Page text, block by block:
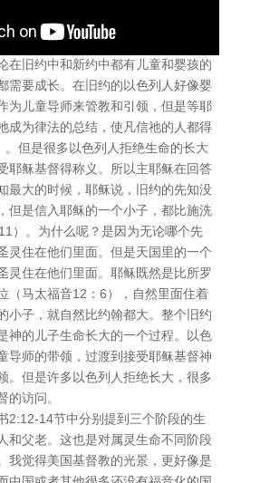
在旧约中和新约中都有儿童和婴孩的
需要成长。在旧约的以色列人好像婴
为儿童导师来管教和引领，但是等耶
成为律法的总结，使凡信祂的人都得
但是很多以色列人拒绝生命的长大
耶稣基督得称义。所以主耶稣在回答
最大的时候，耶稣说，旧约的先知没
但是信入耶稣的一个小子，都比施洗
）。为什么呢？是因为无论哪个先
灵住在他们里面。但是天国里的一个
灵住在他们里面。耶稣既然是比所罗
（马太福音12：6），自然里面住着
小子，就自然比约翰都大。整个旧约
神的儿子生命长大的一个过程。以色
导师的带领，过渡到接受耶稣基督神
。但是许多以色列人拒绝长大，很多
的访问。
2:12-14节中分别提到三个阶段的生
和父老。这也是对属灵生命不同阶段
我觉得美国基督教的光景，更好像是